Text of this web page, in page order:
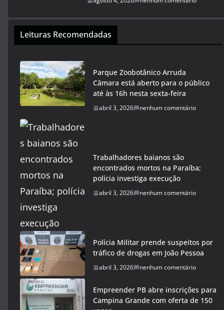
Leituras Recomendadas
Parque Zoobotânico Arruda
Câmara está aberto para o público
até às 16h nesta sexta-feira
abril 3, 2026 nenhum comentário
Trabalhadores baianos são
encontrados mortos na Paraíba;
polícia investiga execução
abril 3, 2026 nenhum comentário
Polícia Militar prende suspeitos por
tráfico de drogas em João Pessoa
abril 3, 2026 nenhum comentário
Empreender PB abre inscrições para
Campina Grande com oferta de 150